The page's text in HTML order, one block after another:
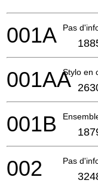
Pas
001A
Stylo en
001AA
001B
Pas
002